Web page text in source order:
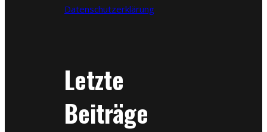
Datenschutzerklärung
Letzte
Beiträge